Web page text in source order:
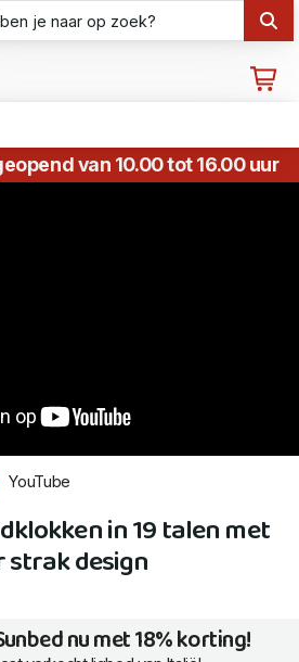
van 10.00 tot 16.00 uur
YouTube
in 19 talen met
design
nu met 18% korting!